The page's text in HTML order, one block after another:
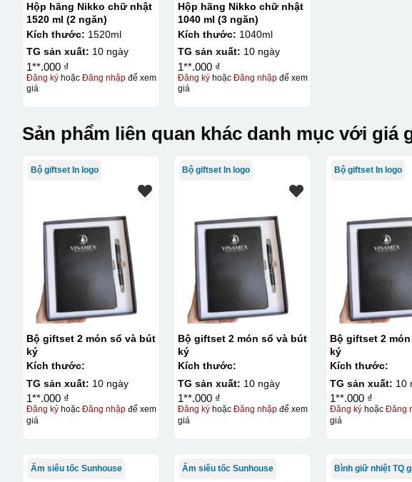
Hộp hãng Nikko chữ nhật
1520 ml (2 ngăn)
Kích thước: 1520ml
TG sản xuất: 10 ngày
1**.000 ₫
Đăng kýhoặc Đăng nhậpđể xem
giá
Hộp hãng Nikko chữ nhật
1040 ml (3 ngăn)
Kích thước: 1040ml
TG sản xuất: 10 ngày
1**.000 ₫
Đăng ký hoặcĐăng nhập để xem
giá
Sản phẩm liên quan khác danh mục với giá
Bộ giftset In logo
Bộ giftset 2 món sổ và bút
ký
Kích thước:
TG sản xuất: 10 ngày
1**.000 ₫
Đăng kýhoặc Đăng nhậpđể xem
giá
Bộ giftset In logo
Bộ giftset 2 món sổ và bút
ký
Kích thước:
TG sản xuất: 10 ngày
1**.000 ₫
Đăng ký hoặcĐăng nhập để xem
giá
Bộ giftset In logo
Bộ giftset 2
ký
Kích thước:
TG sản xuất: 10
1**.000 ₫
Đăng kýhoặc Đăng
giá
Ấm siêu tốc Sunhouse Ấm siêu tốc Sunhouse